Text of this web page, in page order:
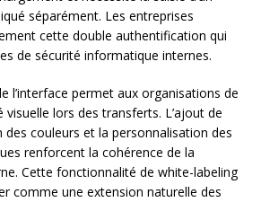
séparément. Les entreprises
cette double authentification qui
de sécurité informatique internes.
l’interface permet aux organisations de
lors des transferts. L’ajout de
couleurs et la personnalisation des
renforcent la cohérence de la
Cette fonctionnalité de white-labeling
comme une extension naturelle des